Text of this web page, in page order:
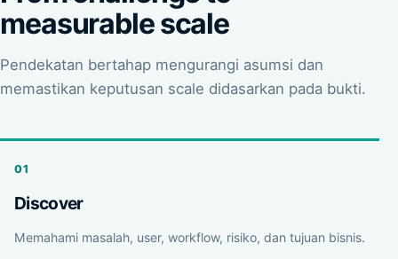
measurable scale
Pendekatan bertahap mengurangi asumsi dan
memastikan keputusan scale didasarkan pada bukti.
Discover
Memahami masalah, user, workflow, risiko, dan tujuan bisnis.